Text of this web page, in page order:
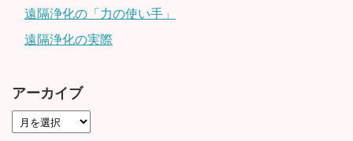
遠隔浄化の「力の使い手」
遠隔浄化の実際
アーカイブ